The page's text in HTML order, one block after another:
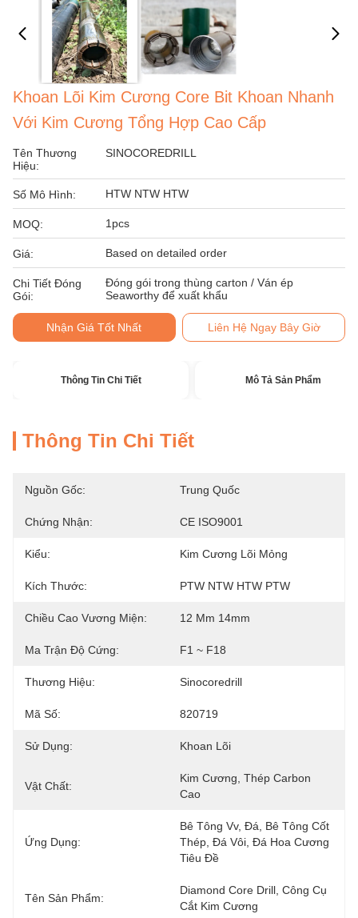
Khoan Lõi Kim Cương Core Bit Khoan Nhanh
Với Kim Cương Tổng Hợp Cao Cấp
Tên Thương
Hiệu:
SINOCOREDRILL
Số Mô Hình: HTW NTW HTW
MOQ: 1pcs
Giá: Based on detailed order
Chi Tiết Đóng
Gói:
Đóng gói trong thùng carton / Ván ép
Seaworthy để xuất khẩu
Nhận Giá Tốt Nhất Liên Hệ Ngay Bây Giờ
Thông Tin Chi Tiết Mô Tả Sản Phẩm
Thông Tin Chi Tiết
Nguồn Gốc: Trung Quốc
Chứng Nhận: CE ISO9001
Kiểu: Kim Cương Lõi Mỏng
Kích Thước: PTW NTW HTW PTW
Chiều Cao Vương Miện: 12 Mm 14mm
Ma Trận Độ Cứng: F1 ~ F18
Thương Hiệu: Sinocoredrill
Mã Số: 820719
Sử Dụng: Khoan Lõi
Vật Chất:
Kim Cương, Thép Carbon
Cao
Ứng Dụng:
Bê Tông Vv, Đá, Bê Tông Cốt
Thép, Đá Vôi, Đá Hoa Cương
Tiêu Đề
Tên Sản Phẩm:
Diamond Core Drill, Công Cụ
Cắt Kim Cương